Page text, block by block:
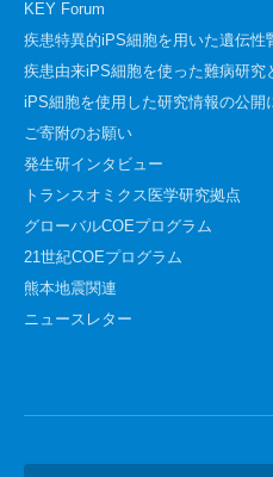
KEY Forum
疾患特異的iPS細胞を用いた遺伝性
疾患由来iPS細胞を使った難病研究
iPS細胞を使用した研究情報の公開
ご寄附のお願い
発生研インタビュー
トランスオミクス医学研究拠点
グローバルCOEプログラム
21世紀COEプログラム
熊本地震関連
ニュースレター